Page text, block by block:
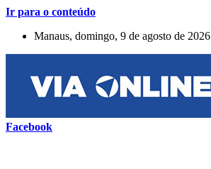
Ir para o conteúdo
Manaus, domingo, 9 de agosto de 2026
Facebook